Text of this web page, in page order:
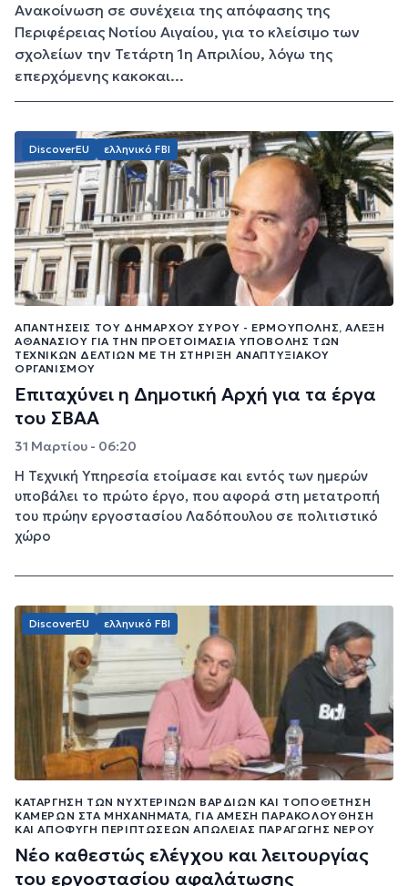
Ανακοίνωση σε συνέχεια της απόφασης της
Περιφέρειας Νοτίου Αιγαίου, για το κλείσιμο των
σχολείων την Τετάρτη 1η Απριλίου, λόγω της
επερχόμενης κακοκαι...
DiscoverEU ελληνικό FBI
ΑΠΑΝΤΉΣΕΙΣ ΤΟΥ ΔΗΜΆΡΧΟΥ ΣΎΡΟΥ - ΕΡΜΟΎΠΟΛΗΣ, ΑΛΈΞΗ
ΑΘΑΝΑΣΊΟΥ ΓΙΑ ΤΗΝ ΠΡΟΕΤΟΙΜΑΣΊΑ ΥΠΟΒΟΛΉΣ ΤΩΝ
ΤΕΧΝΙΚΏΝ ΔΕΛΤΊΩΝ ΜΕ ΤΗ ΣΤΉΡΙΞΗ ΑΝΑΠΤΥΞΙΑΚΟΎ
ΟΡΓΑΝΙΣΜΟΎ
Επιταχύνει η Δημοτική Αρχή για τα έργα
του ΣΒΑΑ
31 Μαρτίου - 06:20
Η Τεχνική Υπηρεσία ετοίμασε και εντός των ημερών
υποβάλει το πρώτο έργο, που αφορά στη μετατροπή
του πρώην εργοστασίου Λαδόπουλου σε πολιτιστικό
χώρο
DiscoverEU ελληνικό FBI
ΚΑΤΆΡΓΗΣΗ ΤΩΝ ΝΥΧΤΕΡΙΝΏΝ ΒΑΡΔΙΏΝ ΚΑΙ ΤΟΠΟΘΈΤΗΣΗ
ΚΑΜΕΡΏΝ ΣΤΑ ΜΗΧΑΝΉΜΑΤΑ, ΓΙΑ ΆΜΕΣΗ ΠΑΡΑΚΟΛΟΎΘΗΣΗ
ΚΑΙ ΑΠΟΦΥΓΉ ΠΕΡΙΠΤΏΣΕΩΝ ΑΠΏΛΕΙΑΣ ΠΑΡΑΓΩΓΉΣ ΝΕΡΟΎ
Νέο καθεστώς ελέγχου και λειτουργίας
του εργοστασίου αφαλάτωσης